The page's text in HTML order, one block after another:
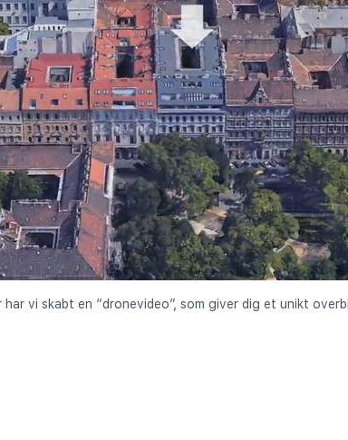
vi skabt en “dronevideo”, som giver dig et unikt